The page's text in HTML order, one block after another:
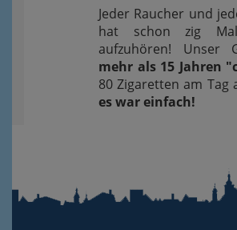
Jeder Raucher und
hat schon zig
aufzuhören! Unser
mehr als 15 Jahren
80 Zigaretten am Tag
es war einfach!